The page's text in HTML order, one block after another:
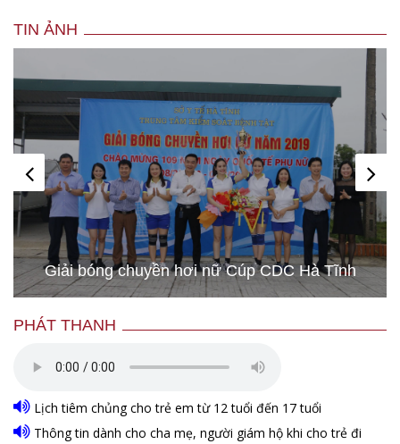
TIN ẢNH
Giải bóng chuyền hơi nữ Cúp CDC Hà Tĩnh
PHÁT THANH
Lịch tiêm chủng cho trẻ em từ 12 tuổi đến 17 tuổi
Thông tin dành cho cha mẹ, người giám hộ khi cho trẻ đi